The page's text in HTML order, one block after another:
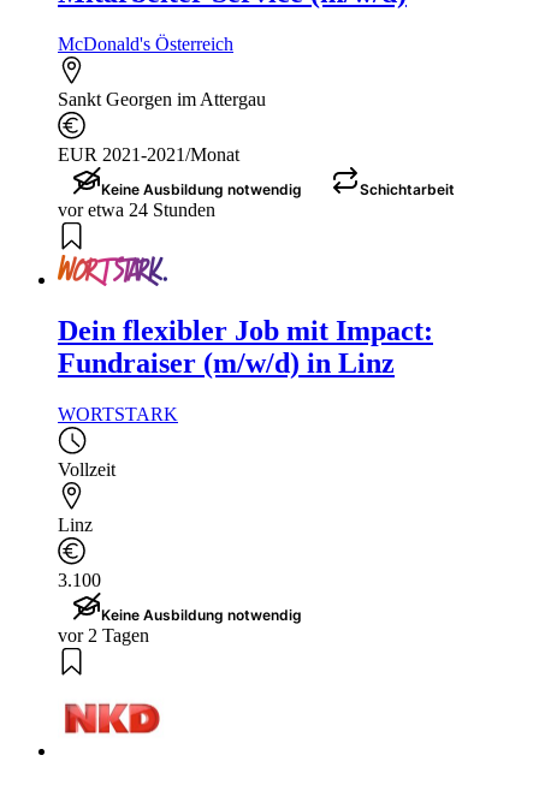
McDonald's Österreich
Sankt Georgen im Attergau
EUR 2021-2021/Monat
Keine Ausbildung notwendig Schichtarbeit
vor etwa 24 Stunden
Dein flexibler Job mit Impact:
Fundraiser (m/w/d) in Linz
WORTSTARK
Vollzeit
Linz
3.100
Keine Ausbildung notwendig
vor 2 Tagen